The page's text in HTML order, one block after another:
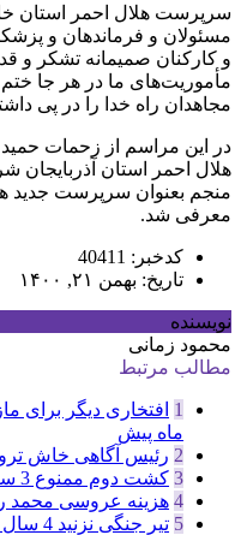
سرپرست هلال احمر استان
مسئولان و فرماندهان و
و کارکنان صمیمانه تشکر و
مأموریت‌های ما در هر جا
مجاهدان راه خدا را در پی
در این مراسم از زحمات
هلال احمر استان آذربایجان
منجم بعنوان سرپرست جدید
معرفی شد.
کدخبر: 40411
تاریخ: بهمن ۲۱, ۱۴۰۰
نویسنده
محمود زمانی
مطالب مرتبط
1 افتخاری دیگر برای
ماه پیش
2 رئیس آگاهی خاش
3 کشت دوم ممنوع 3 سال پیش
4 هزینه عروسی محمد
5 تیر جنگی نزنید 4 سال پیش